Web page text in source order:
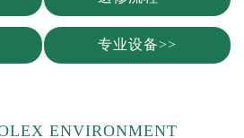
专业设备>>
ENVIRONMENT